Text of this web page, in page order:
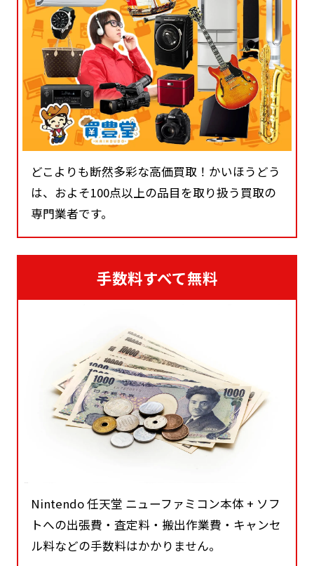
どこよりも断然多彩な高価買取！かいほうどう
は、およそ100点以上の品目を取り扱う買取の
専門業者です。
手数料すべて無料
Nintendo 任天堂 ニューファミコン本体 + ソフ
トへの出張費・査定料・搬出作業費・キャンセ
ル料などの手数料はかかりません。